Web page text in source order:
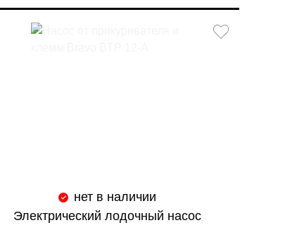
нет в наличии
Электрический лодочный насос